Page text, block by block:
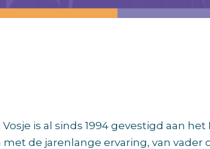
Vosje is al sinds 1994 gevestigd aan
met de jarenlange ervaring, van vader